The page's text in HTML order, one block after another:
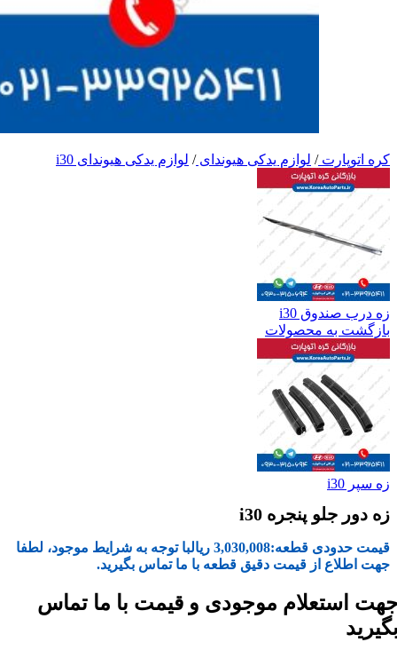
کره اتوپارت/ لوازم یدکی هیوندای/ لوازم یدکی هیوندای i30
زه درب صندوق i30
بازگشت به محصولات
زه سپر i30
زه دور جلو پنجره i30
قیمت حدودی قطعه:3,030,008 ریالبا توجه به شرایط موجود، لطفا
جهت اطلاع از قیمت دقیق قطعه با ما تماس بگیرید.
استعلام موجودی و قیمت با ما تماس